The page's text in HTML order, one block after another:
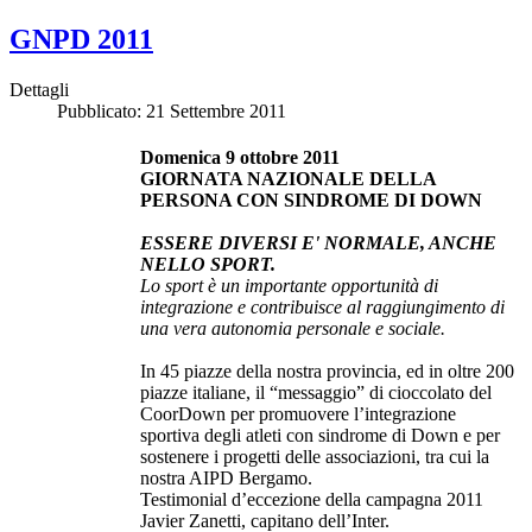
GNPD 2011
Dettagli
Pubblicato: 21 Settembre 2011
Domenica 9 ottobre 2011
GIORNATA NAZIONALE DELLA
PERSONA CON SINDROME DI DOWN
ESSERE DIVERSI E' NORMALE, ANCHE
NELLO SPORT.
Lo sport è un importante opportunità di
integrazione e contribuisce al raggiungimento di
una vera autonomia personale e sociale.
In 45 piazze della nostra provincia, ed in oltre 200
piazze italiane, il “messaggio” di cioccolato del
CoorDown per promuovere l’integrazione
sportiva degli atleti con sindrome di Down e per
sostenere i progetti delle associazioni, tra cui la
nostra AIPD Bergamo.
Testimonial d’eccezione della campagna 2011
Javier Zanetti, capitano dell’Inter.